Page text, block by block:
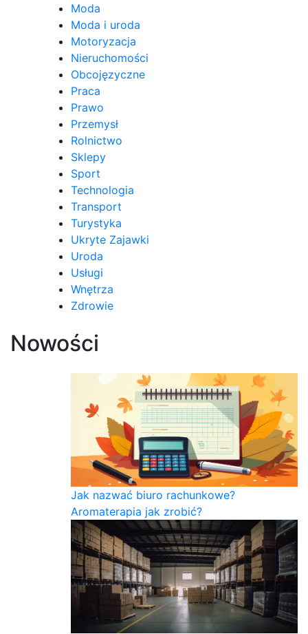
Moda
Moda i uroda
Motoryzacja
Nieruchomości
Obcojęzyczne
Praca
Prawo
Przemysł
Rolnictwo
Sklepy
Sport
Technologia
Transport
Turystyka
Ukryte Zajawki
Uroda
Usługi
Wnętrza
Zdrowie
Nowości
Jak nazwać biuro rachunkowe?
Aromaterapia jak zrobić?